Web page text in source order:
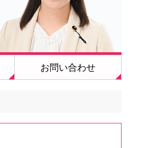
お問い合わせ